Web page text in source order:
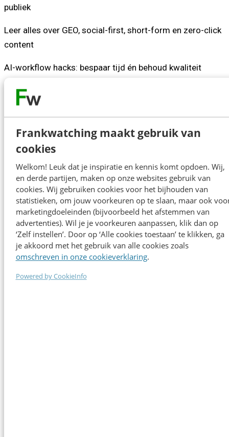
Frankwatching maakt gebruik van
cookies
Welkom! Leuk dat je inspiratie en kennis komt opdoen. Wij,
en derde partijen, maken op onze websites gebruik van
cookies. Wij gebruiken cookies voor het bijhouden van
statistieken, om jouw voorkeuren op te slaan, maar ook
marketingdoeleinden (bijvoorbeeld het afstemmen van
advertenties). Wil je je voorkeuren aanpassen, klik dan op
‘Zelf instellen’. Door op ‘Alle cookies toestaan’ te klikken, ga
je akkoord met het gebruik van alle cookies zoals
omschreven in onze cookieverklaring.
Powered by CookieInfo
publiek
Leer alles over GEO, social-first, short-form en zero-click
content
AI-workflow hacks: bespaar tijd én behoud kwaliteit
Luisteren, doen en meepraten: leer op jouw manier en
word de expert in je organisatie.
Vertaal duurzaamheidsdoelen naar content die raakt en
Programma
Sprekers 2026